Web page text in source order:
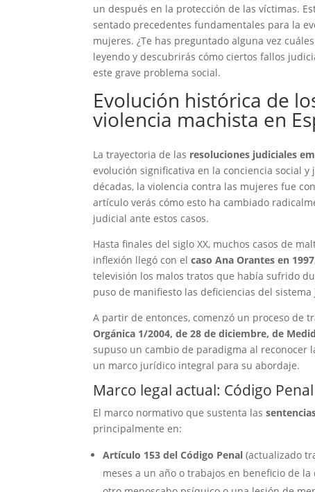
un después en la protección de las víctimas.
sentado precedentes fundamentales para la
mujeres. ¿Te has preguntado alguna vez
leyendo y descubrirás cómo ciertos fallos
este grave problema social.
Evolución histórica de
violencia machista en
La trayectoria de las resoluciones judiciales
evolución significativa en la conciencia social
décadas, la violencia contra las mujeres fue
artículo verás cómo esto ha cambiado
judicial ante estos casos.
Hasta finales del siglo XX, muchos casos de
inflexión llegó con elcaso Ana Orantes en 1997
televisión los malos tratos que había sufrido
puso de manifiesto las deficiencias del
A partir de entonces, comenzó un proceso de
Orgánica 1/2004, de 28 de diciembre, de
supuso un cambio de paradigma al reconocer
un marco jurídico integral para su abordaje.
Marco legal actual: Código
El marco normativo que sustenta las
principalmente en:
Artículo 153 del Código Penal (actualizado
meses a un año o trabajos en beneficio de